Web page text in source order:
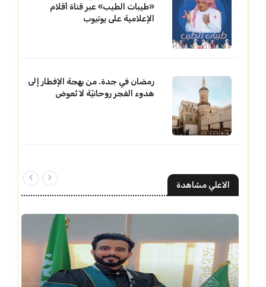
«طيبات الطيب» عبر قناة أقلام
الإعلامية على يوتيوب
رمضان في جدة. من بهجة الإفطار إلى
هدوء الفجر روحانيّة لا تُعوض
الاعلي مشاهدة